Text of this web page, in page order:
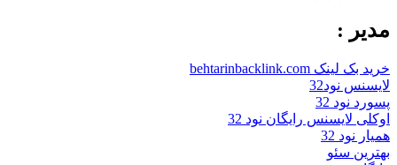
مدیر :
خرید بک لینک behtarinbacklink.com
لایسنس نود32
پسورد نود 32
اوکلی لایسنس رایگان نود 32
همیار نود 32
بهترین سئو